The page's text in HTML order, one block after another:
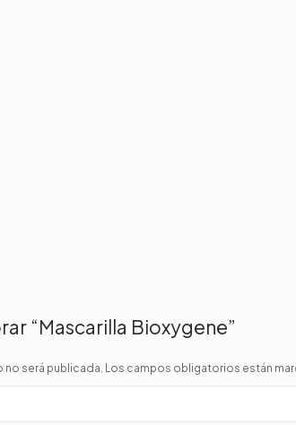
“Mascarilla Bioxygene”
será publicada. Los campos obligatorios están